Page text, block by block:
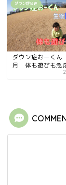
ダウン症関連
ダウン症おーく
月 体も遊びも急